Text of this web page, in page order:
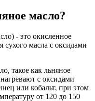
масло?
- это окисленное
сухого масла с оксидами
такое как льняное
с оксидами
или кобальт, при этом
от 120 до 150